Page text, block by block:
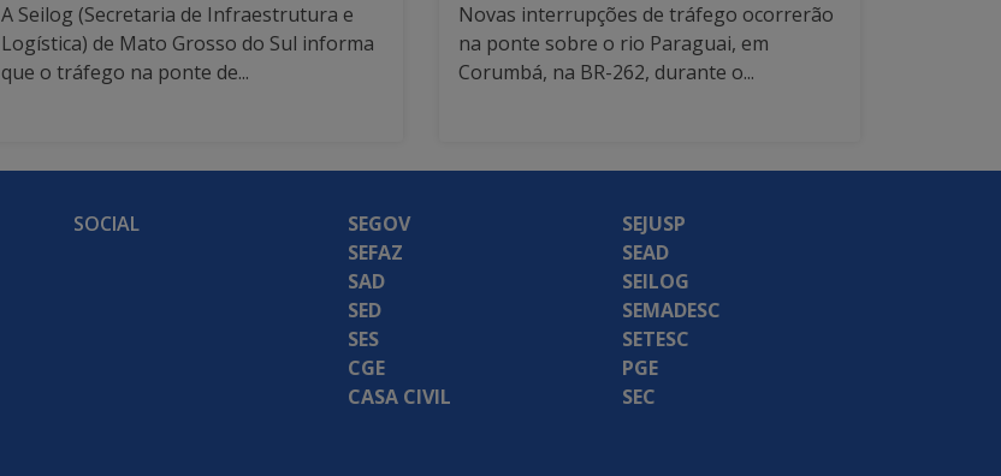
A Seilog (Secretaria de Infraestrutura e
Logística) de Mato Grosso do Sul informa
que o tráfego na ponte de...
Novas interrupções de tráfego ocorrerão
na ponte sobre o rio Paraguai, em
Corumbá, na BR-262, durante o...
SOCIAL
SEGOV
SEFAZ
SAD
SED
SES
CGE
CASA CIVIL
SEJUSP
SEAD
SEILOG
SEMADESC
SETESC
PGE
SEC